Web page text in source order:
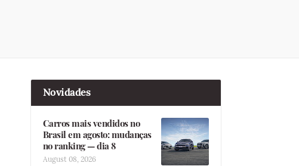
Novidades
Carros mais vendidos no
Brasil em agosto: mudanças
no ranking — dia 8
August 08, 2026